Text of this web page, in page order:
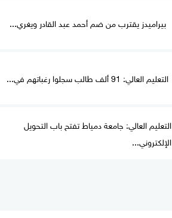
بيراميدز يقترب من ضم أحمد عبد القادر ويغري...
التعليم العالي: 91 ألف طالب سجلوا رغباتهم في...
التعليم العالي: جامعة دمياط تفتح باب التحويل
الإلكتروني...